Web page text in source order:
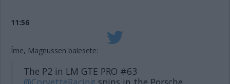
11:56
Íme, Magnussen balesete:
The P2 in LM GTE PRO #63